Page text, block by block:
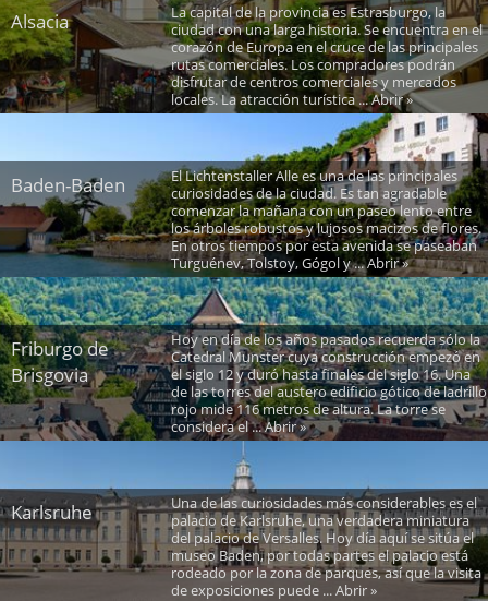
Alsacia
La capital de la provincia es Estrasburgo, la
ciudad con una larga historia. Se encuentra en el
corazón de Europa en el cruce de las principales
rutas comerciales. Los compradores podrán
disfrutar de centros comerciales y mercados
locales. La atracción turística ... Abrir »
Baden-Baden
El Lichtenstaller Alle es una de las principales
curiosidades de la ciudad. Es tan agradable
comenzar la mañana con un paseo lento entre
los árboles robustos y lujosos macizos de flores.
En otros tiempos por esta avenida se paseaban
Turguénev, Tolstoy, Gógol y ... Abrir »
Friburgo de
Brisgovia
Hoy en día de los años pasados recuerda sólo la
Catedral Munster cuya construcción empezó en
el siglo 12 y duró hasta finales del siglo 16. Una
de las torres del austero edificio gótico de ladrillo
rojo mide 116 metros de altura. La torre se
considera el ... Abrir »
Karlsruhe
Una de las curiosidades más considerables es el
palacio de Karlsruhe, una verdadera miniatura
del palacio de Versalles. Hoy día aquí se sitúa el
museo Baden, por todas partes el palacio está
rodeado por la zona de parques, así que la visita
de exposiciones puede ... Abrir »